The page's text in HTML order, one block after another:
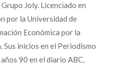
Joly. Licenciado en
por la Universidad de
Económica por la
inicios en el Periodismo
90 en el diario ABC,